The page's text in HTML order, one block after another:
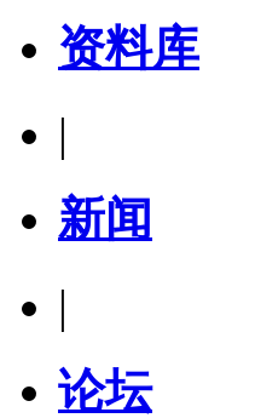
资料库
|
新闻
|
论坛